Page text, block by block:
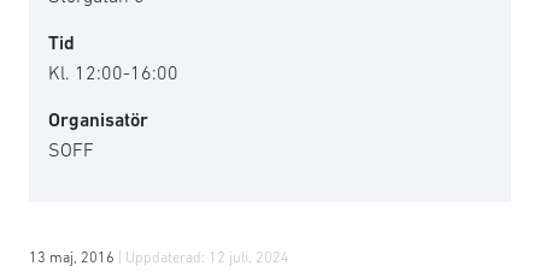
Tid
Kl. 12:00-16:00
Organisatör
SOFF
13 maj, 2016 | Uppdaterad: 12 juli, 2024